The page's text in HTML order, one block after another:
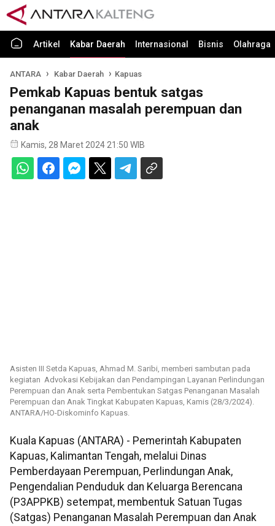
Artikel Kabar Daerah Internasional Bisnis Olahraga
ANTARA Kabar Daerah Kapuas
Pemkab Kapuas bentuk satgas
penanganan masalah perempuan dan
anak
Kamis, 28 Maret 2024 21:50 WIB
Asisten III Setda Kapuas, Ahmad M. Saribi, memberi sambutan pada
kegiatan Advokasi Kebijakan dan Pendampingan Layanan Perlindungan
Perempuan dan Anak serta Pembentukan Satgas Penanganan Masalah
Perempuan dan Anak Tingkat Kabupaten Kapuas, Kamis (28/3/2024).
ANTARA/HO-Diskominfo Kapuas.
Kuala Kapuas (ANTARA) - Pemerintah Kabupaten
Kapuas, Kalimantan Tengah, melalui Dinas
Pemberdayaan Perempuan, Perlindungan Anak,
Pengendalian Penduduk dan Keluarga Berencana
(P3APPKB) setempat, membentuk Satuan Tugas
(Satgas) Penanganan Masalah Perempuan dan Anak